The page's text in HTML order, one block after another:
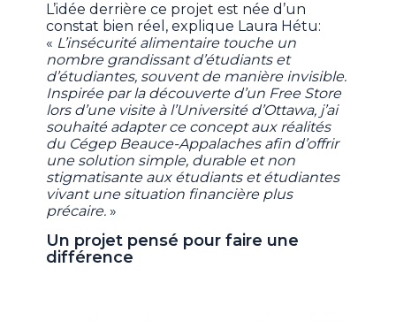
L’idée derrière ce projet est née d’un
constat bien réel, explique Laura Hétu:
« L’insécurité alimentaire touche un
nombre grandissant d’étudiants et
d’étudiantes, souvent de manière invisible.
Inspirée par la découverte d’un Free Store
lors d’une visite à l’Université d’Ottawa, j’ai
souhaité adapter ce concept aux réalités
du Cégep Beauce-Appalaches afin d’offrir
une solution simple, durable et non
stigmatisante aux étudiants et étudiantes
vivant une situation financière plus
précaire.»
Un projet pensé pour faire une
différence